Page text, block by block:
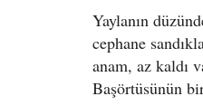
Yaylanın
cephane
anam, az kaldı
Başörtüsünün